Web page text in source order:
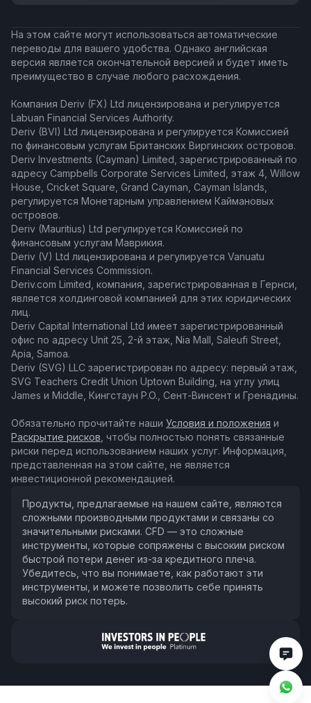
На этом сайте могут использоваться автоматические
переводы для вашего удобства. Однако английская
версия является окончательной версией и будет иметь
преимущество в случае любого расхождения.
Компания Deriv (FX) Ltd лицензирована и регулируется
Labuan Financial Services Authority.
Deriv (BVI) Ltd лицензирована и регулируется Комиссией
по финансовым услугам Британских Виргинских островов.
Deriv Investments (Cayman) Limited, зарегистрированный по
адресу Campbells Corporate Services Limited, этаж 4, Willow
House, Cricket Square, Grand Cayman, Cayman Islands,
регулируется Монетарным управлением Каймановых
островов.
Deriv (Mauritius) Ltd регулируется Комиссией по
финансовым услугам Маврикия.
Deriv (V) Ltd лицензирована и регулируется Vanuatu
Financial Services Commission.
Deriv.com Limited, компания, зарегистрированная в Гернси,
является холдинговой компанией для этих юридических
лиц.
Deriv Capital International Ltd имеет зарегистрированный
офис по адресу Unit 25, 2-й этаж, Nia Mall, Saleufi Street,
Apia, Samoa.
Deriv (SVG) LLC зарегистрирован по адресу: первый этаж,
SVG Teachers Credit Union Uptown Building, на углу улиц
James и Middle, Кингстаун P.O., Сент-Винсент и Гренадины.
Обязательно прочитайте наши Условия и положения и
Раскрытие рисков , чтобы полностью понять связанные
риски перед использованием наших услуг. Информация,
представленная на этом сайте, не является
инвестиционной рекомендацией.
Продукты, предлагаемые на нашем сайте, являются
сложными производными продуктами и связаны со
значительными рисками. CFD — это сложные
инструменты, которые сопряжены с высоким риском
быстрой потери денег из-за кредитного плеча.
Убедитесь, что вы понимаете, как работают эти
инструменты, и можете позволить себе принять
высокий риск потерь.